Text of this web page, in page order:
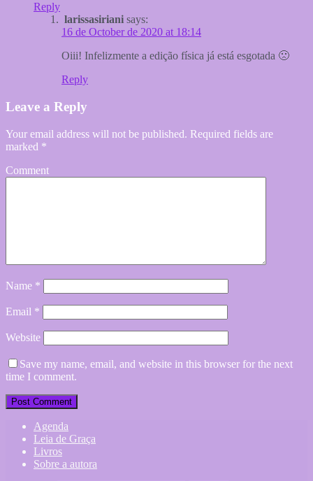
Reply
larissasiriani says:
16 de October de 2020 at 18:14
Oiii! Infelizmente a edição física já está esgotada 🙁
Reply
Leave a Reply
Your email address will not be published. Required fields are
marked *
Comment
Name *
Email *
Website
Save my name, email, and website in this browser for the next
time I comment.
Agenda
Leia de Graça
Livros
Sobre a autora